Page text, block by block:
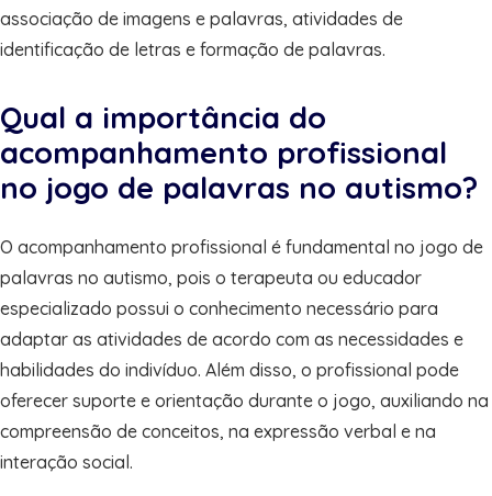
associação de imagens e palavras, atividades de
identificação de letras e formação de palavras.
Qual a importância do
acompanhamento profissional
no jogo de palavras no autismo?
O acompanhamento profissional é fundamental no jogo de
palavras no autismo, pois o terapeuta ou educador
especializado possui o conhecimento necessário para
adaptar as atividades de acordo com as necessidades e
habilidades do indivíduo. Além disso, o profissional pode
oferecer suporte e orientação durante o jogo, auxiliando na
compreensão de conceitos, na expressão verbal e na
interação social.